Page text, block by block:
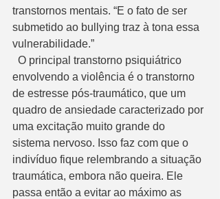
transtornos mentais. “E o fato de ser
submetido ao bullying traz à tona essa
vulnerabilidade.”
envolvendo a violência é o transtorno
de estresse pós-traumático, que um
quadro de ansiedade caracterizado por
uma excitação muito grande do
sistema nervoso. Isso faz com que o
indivíduo fique relembrando a situação
traumática, embora não queira. Ele
passa então a evitar ao máximo as